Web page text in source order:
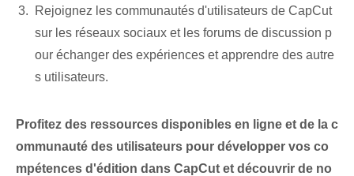
Rejoignez les communautés d'utilisateurs de ⁣CapCut
sur les réseaux sociaux et les forums de discussion p
our échanger des expériences et apprendre des ⁣autre
s utilisateurs. ‍
Profitez des ressources disponibles en ligne et de la c
ommunauté des utilisateurs pour développer vos co
mpétences d'édition dans CapCut et découvrir de no